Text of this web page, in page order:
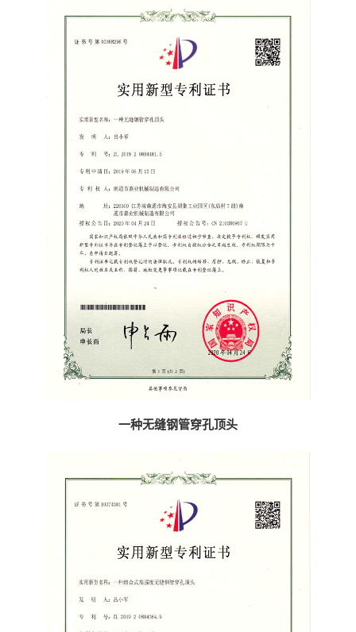
一种无缝钢管穿孔顶头